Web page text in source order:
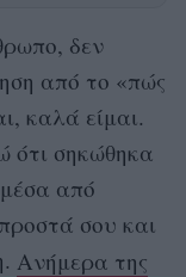
δεν
από το «πώς
καλά είμαι.
ότι σηκώθηκα
από
σου και
Ανήμερα της